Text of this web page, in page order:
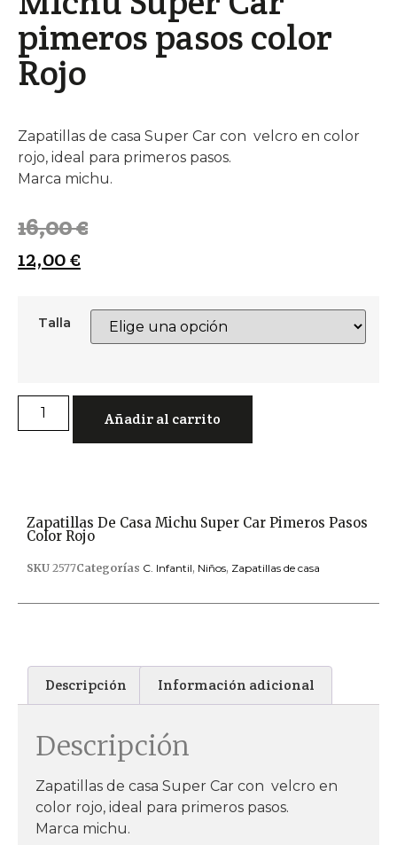
pimeros pasos color
Rojo
Zapatillas de casa Super Car con velcro en color
rojo, ideal para primeros pasos.
Marca michu.
16,00€
12,00€
Talla
Añadir al carrito
Zapatillas De Casa Michu Super Car Pimeros Pasos
Color Rojo
SKU 2577Categorías C. Infantil, Niños, Zapatillas de casa
Descripción Información adicional
Descripción
Zapatillas de casa Super Car con velcro en
color rojo, ideal para primeros pasos.
Marca michu.